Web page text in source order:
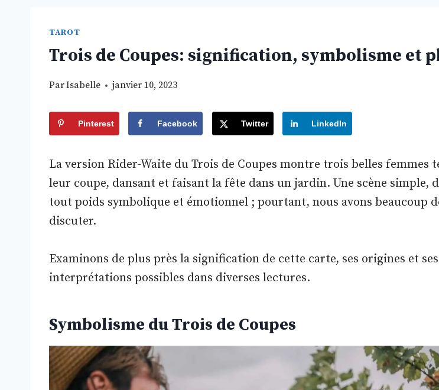
TAROT
Trois de Coupes: signification, symbolisme et
ParIsabelle janvier 10, 2023
Pinterest Facebook Twitter LinkedIn
La version Rider-Waite du Trois de Coupes montre trois belles femmes
leur coupe, dansant et faisant la fête dans un jardin. Une scène simple,
tout poids symbolique et émotionnel ; pourtant, nous avons beaucoup
discuter.
Examinons de plus près la signification de cette carte, ses origines et ses
interprétations possibles dans diverses lectures.
Symbolisme du Trois de Coupes